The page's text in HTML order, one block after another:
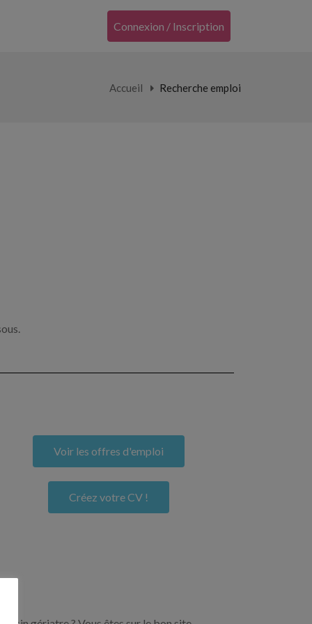
Connexion / Inscription
Accueil Recherche emploi
Voir les offres d'emploi
Créez votre CV !